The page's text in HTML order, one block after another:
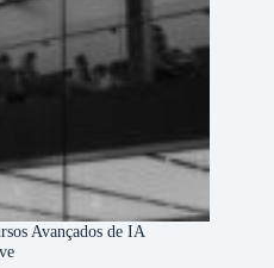
Avançados de IA